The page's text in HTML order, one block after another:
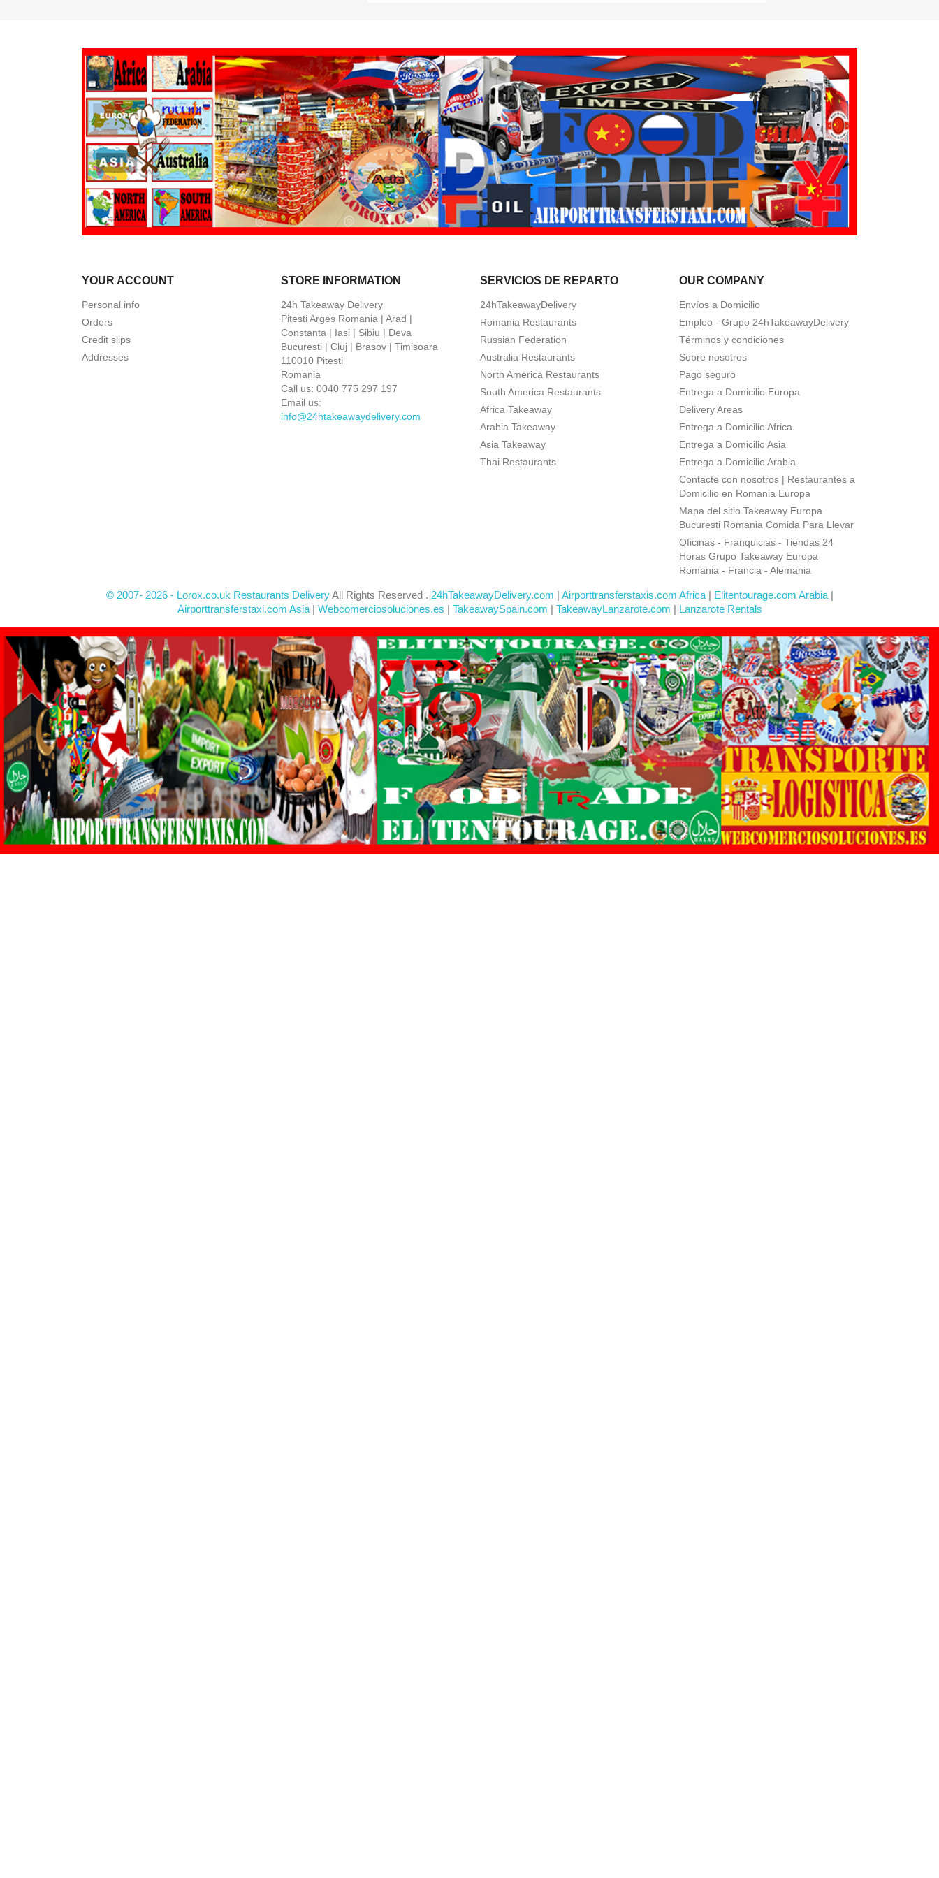
YOUR ACCOUNT
Personal info
Orders
Credit slips
Addresses
STORE INFORMATION
24h Takeaway Delivery
Pitesti Arges Romania | Arad |
Constanta | Iasi | Sibiu | Deva
Bucuresti | Cluj | Brasov | Timisoara
110010 Pitesti
Romania
Call us: 0040 775 297 197
Email us:
info@24htakeawaydelivery.com
SERVICIOS DE REPARTO
24hTakeawayDelivery
Romania Restaurants
Russian Federation
Australia Restaurants
North America Restaurants
South America Restaurants
Africa Takeaway
Arabia Takeaway
Asia Takeaway
Thai Restaurants
OUR COMPANY
Envíos a Domicilio
Empleo - Grupo 24hTakeawayDelivery
Términos y condiciones
Sobre nosotros
Pago seguro
Entrega a Domicilio Europa
Delivery Areas
Entrega a Domicilio Africa
Entrega a Domicilio Asia
Entrega a Domicilio Arabia
Contacte con nosotros | Restaurantes a
Domicilio en Romania Europa
Mapa del sitio Takeaway Europa
Bucuresti Romania Comida Para Llevar
Oficinas - Franquicias - Tiendas 24
Horas Grupo Takeaway Europa
Romania - Francia - Alemania
© 2007- 2026 - Lorox.co.uk Restaurants DeliveryAll Rights Reserved . 24hTakeawayDelivery.com | Airporttransferstaxis.com Africa| Elitentourage.com Arabia|
Airporttransferstaxi.com Asia | Webcomerciosoluciones.es | TakeawaySpain.com | TakeawayLanzarote.com | Lanzarote Rentals